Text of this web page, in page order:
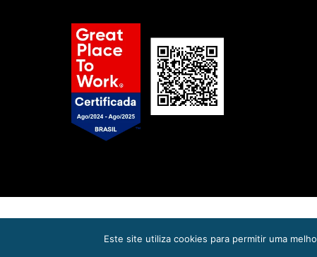
© Copyright 2023. Todos os
Este site utiliza cookies para permitir uma